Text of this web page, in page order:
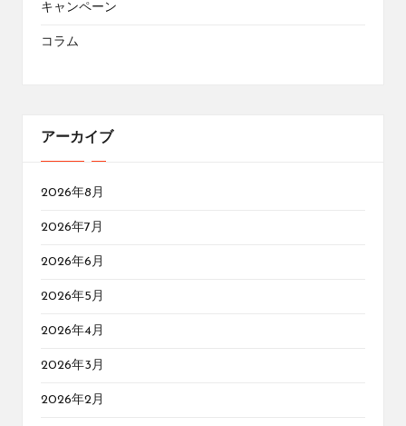
キャンペーン
コラム
アーカイブ
2026年8月
2026年7月
2026年6月
2026年5月
2026年4月
2026年3月
2026年2月